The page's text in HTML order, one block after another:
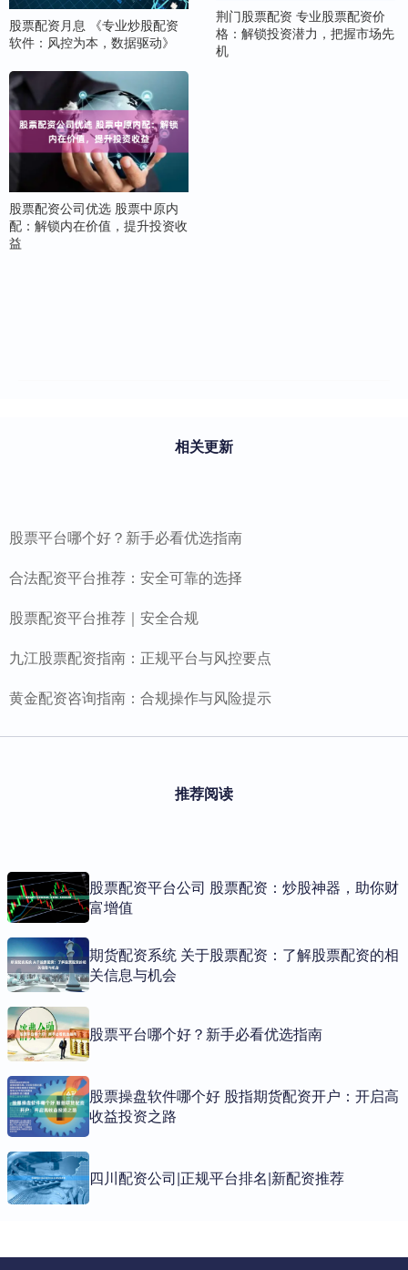
股票配资月息 《专业炒股配资
软件：风控为本，数据驱动》
荆门股票配资 专业股票配资价
格：解锁投资潜力，把握市场先
机
股票配资公司优选 股票中原内
配：解锁内在价值，提升投资收
益
相关更新
股票平台哪个好？新手必看优选指南
合法配资平台推荐：安全可靠的选择
股票配资平台推荐｜安全合规
九江股票配资指南：正规平台与风控要点
黄金配资咨询指南：合规操作与风险提示
推荐阅读
股票配资平台公司 股票配资：炒股神器，助你财
富增值
期货配资系统 关于股票配资：了解股票配资的相
关信息与机会
股票平台哪个好？新手必看优选指南
股票操盘软件哪个好 股指期货配资开户：开启高
收益投资之路
四川配资公司|正规平台排名|新配资推荐